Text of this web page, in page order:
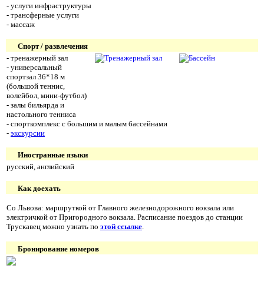
- услуги инфраструктуры
- трансферные услуги
- массаж
Спорт / развлечения
- тренажерный зал
- универсальный
спортзал 36*18 м
(большой теннис,
волейбол, мини-футбол)
- залы бильярда и
настольного тенниса
- спорткомплекс с большим и малым бассейнами
- экскурсии
Иностранные языки
русский, английский
Как доехать
Со Львова: маршруткой от Главного железнодорожного вокзала или
электричкой от Пригородного вокзала. Расписание поездов до станции
Трускавец можно узнать по этой ссылке.
Бронирование номеров